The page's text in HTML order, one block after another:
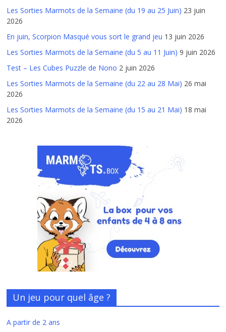
Les Sorties Marmots de la Semaine (du 19 au 25 Juin) 23 juin
2026
En juin, Scorpion Masqué vous sort le grand jeu 13 juin 2026
Les Sorties Marmots de la Semaine (du 5 au 11 Juin) 9 juin 2026
Test – Les Cubes Puzzle de Nono 2 juin 2026
Les Sorties Marmots de la Semaine (du 22 au 28 Mai) 26 mai
2026
Les Sorties Marmots de la Semaine (du 15 au 21 Mai) 18 mai
2026
Un jeu pour quel âge ?
A partir de 2 ans